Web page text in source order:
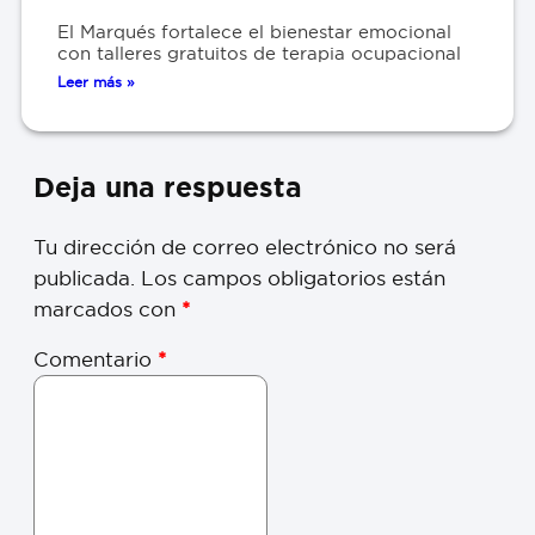
El Marqués fortalece el bienestar emocional
con talleres gratuitos de terapia ocupacional
Leer más »
Deja una respuesta
Tu dirección de correo electrónico no será
publicada. Los campos obligatorios están
marcados con *
Comentario *